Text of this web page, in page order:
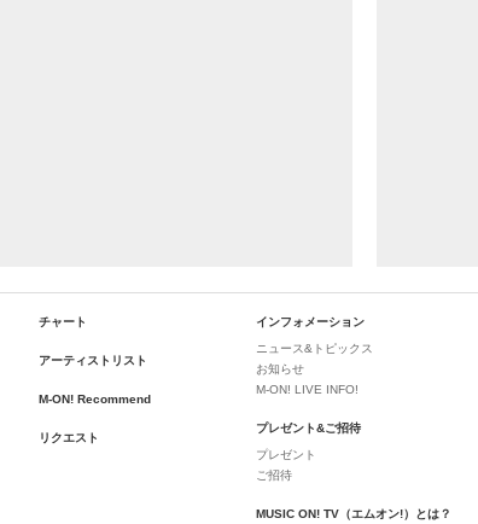
チャート
アーティストリスト
M-ON! Recommend
リクエスト
インフォメーション
ニュース&トピックス
お知らせ
M-ON! LIVE INFO!
プレゼント&ご招待
プレゼント
ご招待
MUSIC ON! TV（エムオン!）とは？